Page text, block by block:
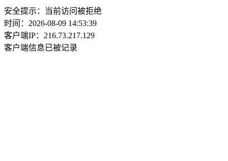
安全提示：当前访问被拒绝
时间：2026-08-09 14:53:39
客户端IP：216.73.217.129
客户端信息已被记录